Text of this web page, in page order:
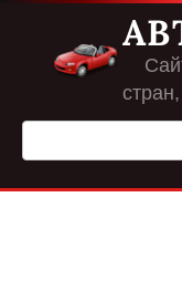
Перейти
контенту
Поиск: